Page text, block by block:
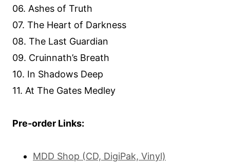
06. Ashes of Truth
07. The Heart of Darkness
08. The Last Guardian
09. Cruinnath’s Breath
10. In Shadows Deep
11. At The Gates Medley
Pre-order Links:
MDD Shop (CD, DigiPak, Vinyl)